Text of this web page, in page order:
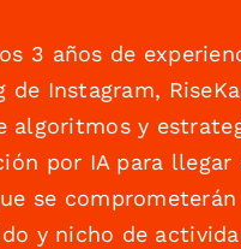
3 años de
de Instagram,
algoritmos y
por IA para llegar
se
y nicho de